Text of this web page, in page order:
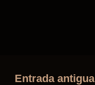
Entrada antigua